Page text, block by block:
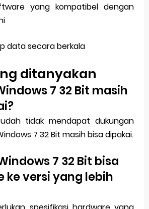
yang kompatibel dengan
data secara berkala
ditanyakan
7 32 Bit masih
tidak mendapat dukungan
7 32 Bit masih bisa dipakai.
7 32 Bit bisa
ke versi yang lebih